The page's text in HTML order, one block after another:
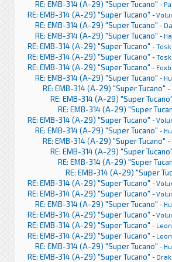
RE: EMB-314 (A-29) "Super Tucano" -
RE: EMB-314 (A-29) "Super Tucano" -
RE: EMB-314 (A-29) "Super Tucano" -
RE: EMB-314 (A-29) "Super Tucano" -
RE: EMB-314 (A-29) "Super Tucano" -Tosk
RE: EMB-314 (A-29) "Super Tucano" -Tosk
RE: EMB-314 (A-29) "Super Tucano" -
RE: EMB-314 (A-29) "Super Tucano" -
RE: EMB-314 (A-29) "Super Tucano" -
RE: EMB-314 (A-29) "Super
RE: EMB-314 (A-29) "Super
RE: EMB-314 (A-29) "Super Tucano" -
RE: EMB-314 (A-29) "Super Tucano" -
RE: EMB-314 (A-29) "Super Tucano" -
RE: EMB-314 (A-29) "Super
RE: EMB-314 (A-29) "Super
RE: EMB-314 (A-29) "Super
RE: EMB-314 (A-29) "Super Tucano" -
RE: EMB-314 (A-29) "Super Tucano" -
RE: EMB-314 (A-29) "Super Tucano" -
RE: EMB-314 (A-29) "Super Tucano" -
RE: EMB-314 (A-29) "Super Tucano" -
RE: EMB-314 (A-29) "Super Tucano" -
RE: EMB-314 (A-29) "Super Tucano" -
RE: EMB-314 (A-29) "Super Tucano" -